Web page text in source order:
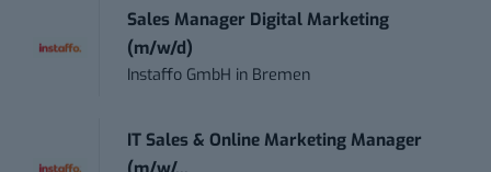
Sales Manager Digital Marketing
(m/w/d)
Instaffo GmbH in Bremen
IT Sales & Online Marketing Manager